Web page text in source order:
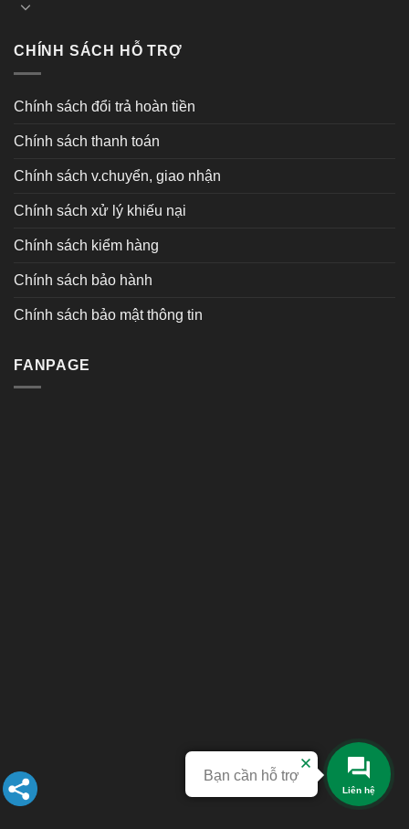
CHÍNH SÁCH HỖ TRỢ
Chính sách đổi trả hoàn tiền
Chính sách thanh toán
Chính sách v.chuyển, giao nhận
Chính sách xử lý khiếu nại
Chính sách kiểm hàng
Chính sách bảo hành
Chính sách bảo mật thông tin
FANPAGE
Liên hệ
Bạn cần hỗ trợ